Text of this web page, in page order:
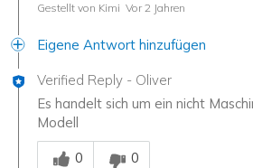
Gestellt von Kimi Vor 2 Jahren
Eigene Antwort hinzufügen
Verified Reply - Oliver
Es handelt sich um ein nicht
Modell
Mitarbeiter-Gutachter
0
0